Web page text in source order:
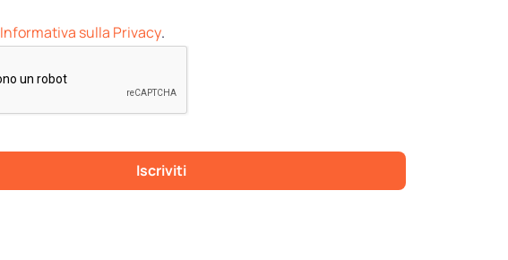
Informativa sulla Privacy.
Iscriviti